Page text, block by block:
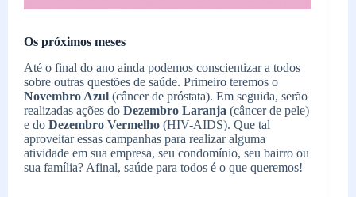
Os próximos meses
Até o final do ano ainda podemos conscientizar a todos
sobre outras questões de saúde. Primeiro teremos o
Novembro Azul (câncer de próstata). Em seguida, serão
realizadas ações do Dezembro Laranja (câncer de pele)
e do Dezembro Vermelho (HIV-AIDS). Que tal
aproveitar essas campanhas para realizar alguma
atividade em sua empresa, seu condomínio, seu bairro ou
sua família? Afinal, saúde para todos é o que queremos!